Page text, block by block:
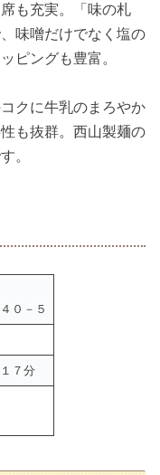
も充実。「味の札
味噌だけでなく塩の
ピングも豊富。
クに牛乳のまろやか
も抜群。西山製麺の
。
０－５
７分